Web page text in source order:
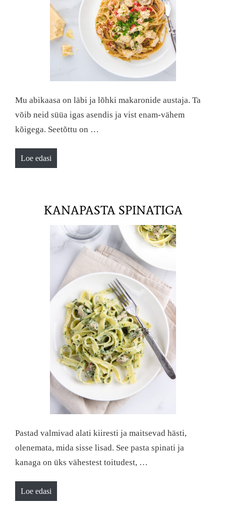
Mu abikaasa on läbi ja lõhki makaronide austaja. Ta
võib neid süüa igas asendis ja vist enam-vähem
kõigega. Seetõttu on …
Loe edasi
KANAPASTA SPINATIGA
Pastad valmivad alati kiiresti ja maitsevad hästi,
olenemata, mida sisse lisad. See pasta spinati ja
kanaga on üks vähestest toitudest, …
Loe edasi